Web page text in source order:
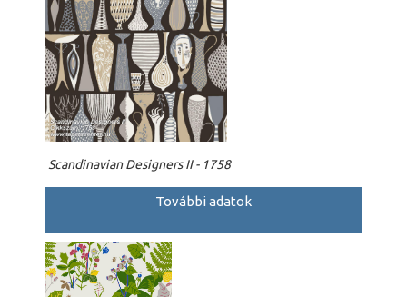
Scandinavian Designers II - 1758
További adatok